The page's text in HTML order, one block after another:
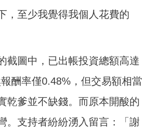
，至少我覺得我個人花費的
截圖中，已出帳投資總額高達
酬率僅0.48%，但交易額相當
乾爹並不缺錢。而原本開酸的
。支持者紛紛湧入留言：「謝